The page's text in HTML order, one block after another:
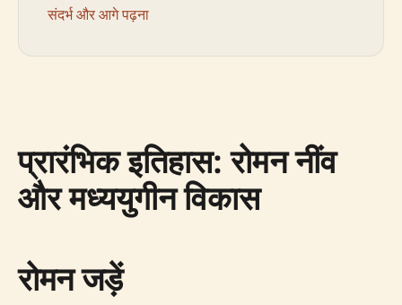
संदर्भ और आगे पढ़ना
प्रारंभिक इतिहास: रोमन नींव
और मध्ययुगीन विकास
रोमन जड़ें